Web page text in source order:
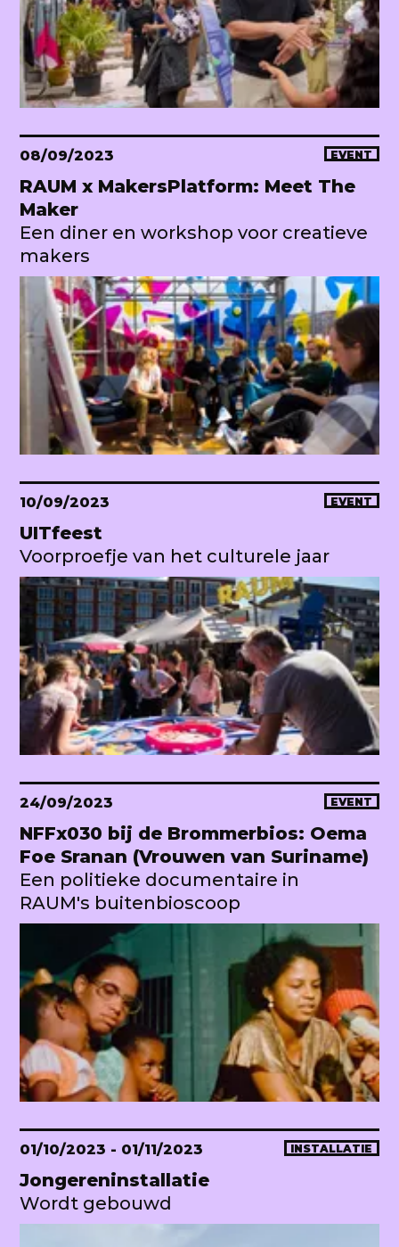
08/09/2023 EVENT
RAUM x MakersPlatform: Meet The
Maker
Een diner en workshop voor creatieve
makers
10/09/2023 EVENT
UITfeest
Voorproefje van het culturele jaar
24/09/2023 EVENT
NFFx030 bij de Brommerbios: Oema
Foe Sranan (Vrouwen van Suriname)
Een politieke documentaire in
RAUM's buitenbioscoop
01/10/2023 - 01/11/2023 INSTALLATIE
Jongereninstallatie
Wordt gebouwd